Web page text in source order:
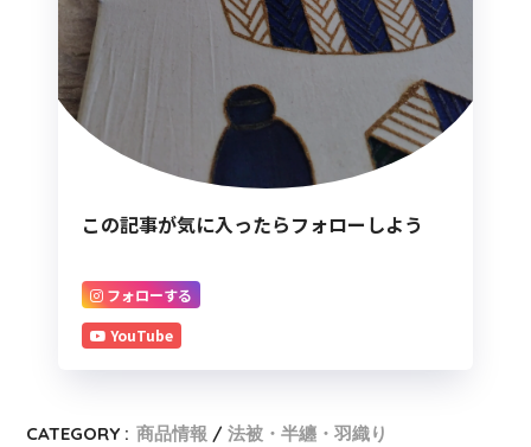
この記事が気に入ったらフォローしよう
フォローする
YouTube
CATEGORY : 商品情報 法被・半纏・羽織り